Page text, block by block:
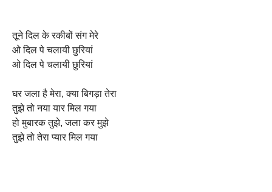
तूने दिल के रकीबों संग मेरे
ओ दिल पे चलायी छुरियां
ओ दिल पे चलायी छुरियां
घर जला है मेरा, क्या बिगड़ा तेरा
तुझे तो नया यार मिल गया
हो मुबारक तुझे, जला कर मुझे
तुझे तो तेरा प्यार मिल गया